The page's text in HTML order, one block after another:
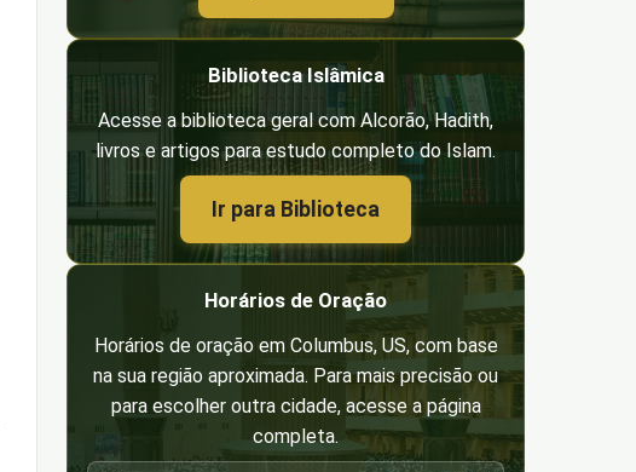
Biblioteca Islâmica
Acesse a biblioteca geral com Alcorão, Hadith,
livros e artigos para estudo completo do Islam.
Ir para Biblioteca
Horários de Oração
Horários de oração em Columbus, US, com base
na sua região aproximada. Para mais precisão ou
para escolher outra cidade, acesse a página
completa.